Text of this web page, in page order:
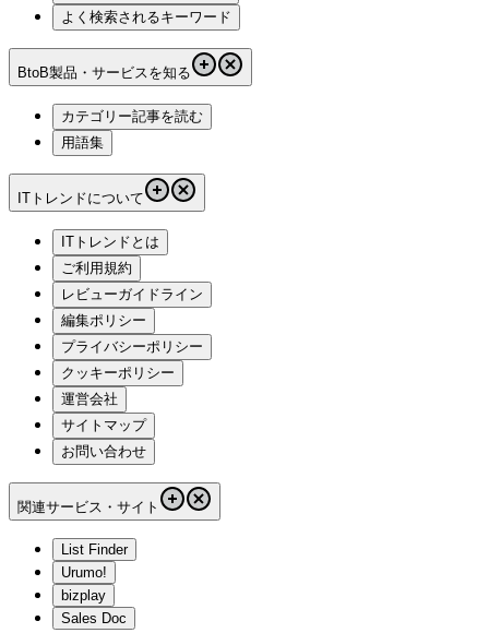
よく検索されるキーワード
BtoB製品・サービスを知る
カテゴリー記事を読む
用語集
ITトレンドについて
ITトレンドとは
ご利用規約
レビューガイドライン
編集ポリシー
プライバシーポリシー
クッキーポリシー
運営会社
サイトマップ
お問い合わせ
関連サービス・サイト
List Finder
Urumo!
bizplay
Sales Doc